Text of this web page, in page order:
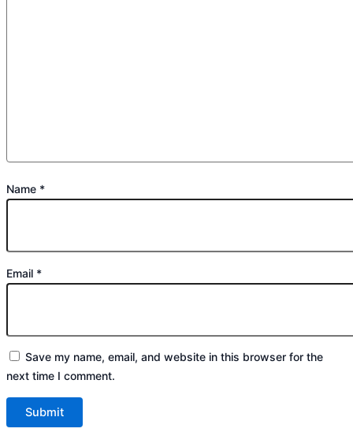
Name *
Email *
Save my name, email, and website in this browser for the
next time I comment.